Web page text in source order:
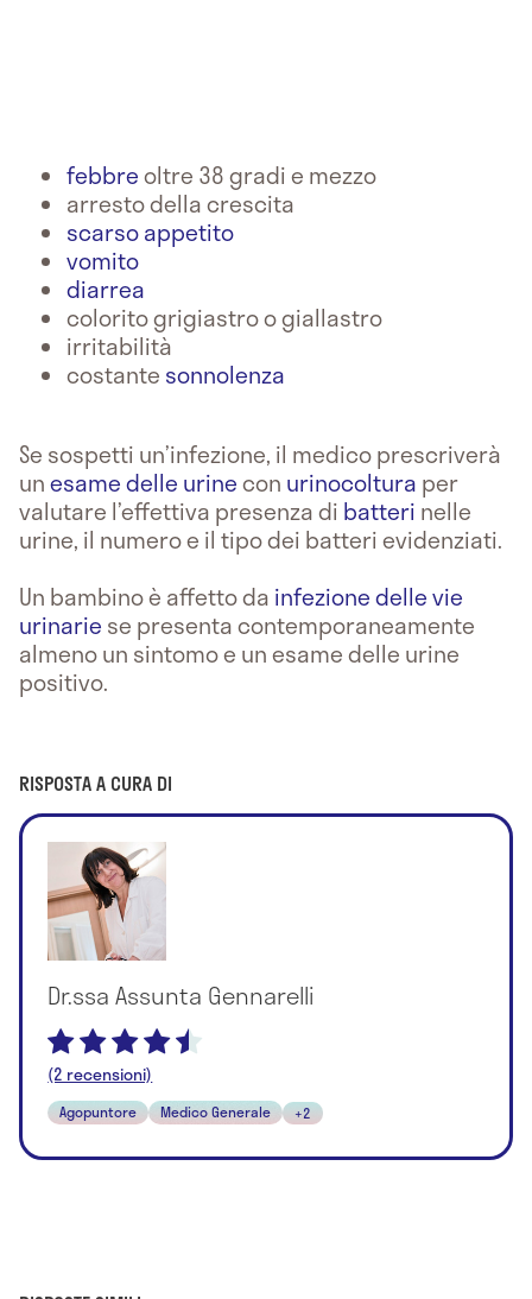
febbreoltre 38 gradi e mezzo
arresto della crescita
scarso appetito
vomito
diarrea
colorito grigiastro o giallastro
irritabilità
costante sonnolenza
Se sospetti un’infezione, il medico prescriverà
unesame delle urinecon urinocoltura per
valutare l’effettiva presenza di batteri nelle
urine, il numero e il tipo dei batteri evidenziati.
Un bambino è affetto da infezione delle vie
urinarie se presenta contemporaneamente
almeno un sintomo e un esame delle urine
positivo.
RISPOSTA A CURA DI
Dr.ssa Assunta Gennarelli
(2 recensioni)
Agopuntore Medico Generale +2